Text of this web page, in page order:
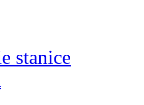
stanice